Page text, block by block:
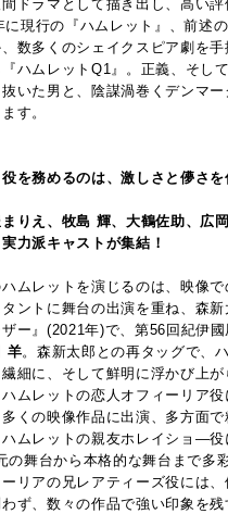
ドラマとして描き出し、高い
に現行の『ハムレット』、前述
数多くのシェイクスピア劇を
ハムレットQ1』。正義、そし
いた男と、陰謀渦巻くデンマ
す。
を務めるのは、激しさと儚さを
りえ、牧島 輝、大鶴佐助、広
力派キャストが集結！
ムレットを演じるのは、映像で
ントに舞台の出演を重ね、森新
ー』(2021年)で、第56回紀伊
羊。森新太郎との再タッグで、
細に、そして鮮明に浮かび上が
ムレットの恋人オフィーリア役
多くの映像作品に出演、多方面
ハムレットの親友ホレイショ―役
の舞台から本格的な舞台まで多
リアの兄レアティーズ役には
ず、数々の作品で強い印象を残